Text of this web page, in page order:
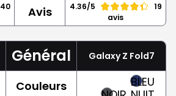
40
Avis 4.36/5
19
avis
Général Galaxy Z Fold7
Couleurs
BLEU